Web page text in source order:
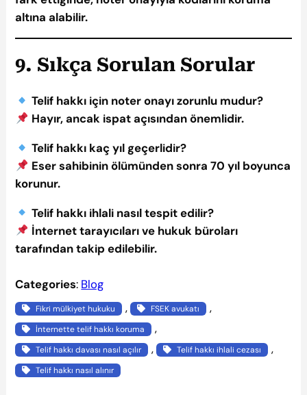
altına alabilir.
9. Sıkça Sorulan Sorular
Telif hakkı için noter onayı zorunlu mudur?
Hayır, ancak ispat açısından önemlidir.
Telif hakkı kaç yıl geçerlidir?
Eser sahibinin ölümünden sonra 70 yıl boyunca
korunur.
Telif hakkı ihlali nasıl tespit edilir?
İnternet tarayıcıları ve hukuk büroları
tarafından takip edilebilir.
Categories: Blog
Fikri mülkiyet hukuku , FSEK avukatı ,
İnternette telif hakkı koruma ,
Telif hakkı davası nasıl açılır , Telif hakkı ihlali cezası ,
Telif hakkı nasıl alınır